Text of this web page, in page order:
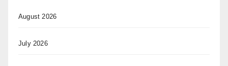
August 2026
July 2026